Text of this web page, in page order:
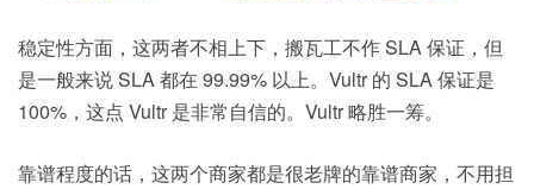
稳定性方面，这两者不相上下，搬瓦工不作 SLA 保证，但
是一般来说 SLA 都在 99.99% 以上。Vultr 的 SLA 保证是
100%，这点 Vultr 是非常自信的。Vultr 略胜一筹。
靠谱程度的话，这两个商家都是很老牌的靠谱商家，不用担